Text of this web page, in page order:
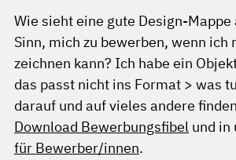
Wie sieht eine gute Design-Mappe
Sinn, mich zu bewerben, wenn ich
zeichnen kann? Ich habe ein
das passt nicht ins Format > was
darauf und auf vieles andere
Download Bewerbungsfibel und in
für Bewerber/innen.